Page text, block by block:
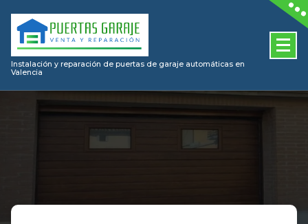
content
Instalación y reparación de puertas de garaje automáticas en
Valencia